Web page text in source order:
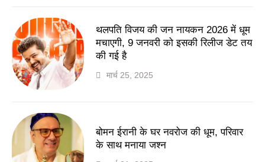
थलपति विजय की जन नायकन 2026 में धूम
मचाएगी, 9 जनवरी को इसकी रिलीज डेट तय
की गई है
मार्च 25, 2025
बोमन ईरानी के घर नवरोज की धूम, परिवार
के साथ मनाया जश्न